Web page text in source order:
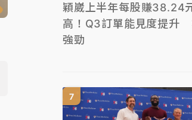
穎崴上半年每股賺38.24
高！Q3訂單能見度提升
強勁